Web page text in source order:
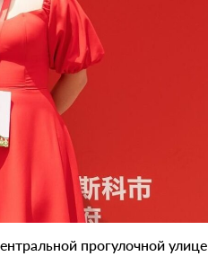
прогулочной улице